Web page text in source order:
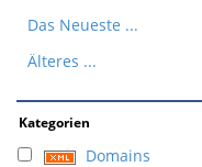
Das Neueste ...
Älteres ...
Kategorien
Domains